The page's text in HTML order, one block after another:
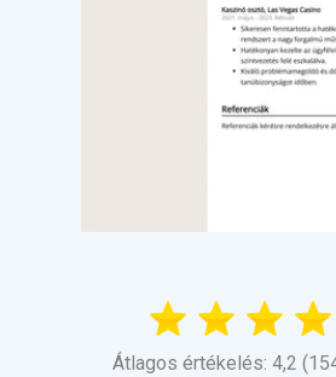
Átlagos értékelés: 4,2